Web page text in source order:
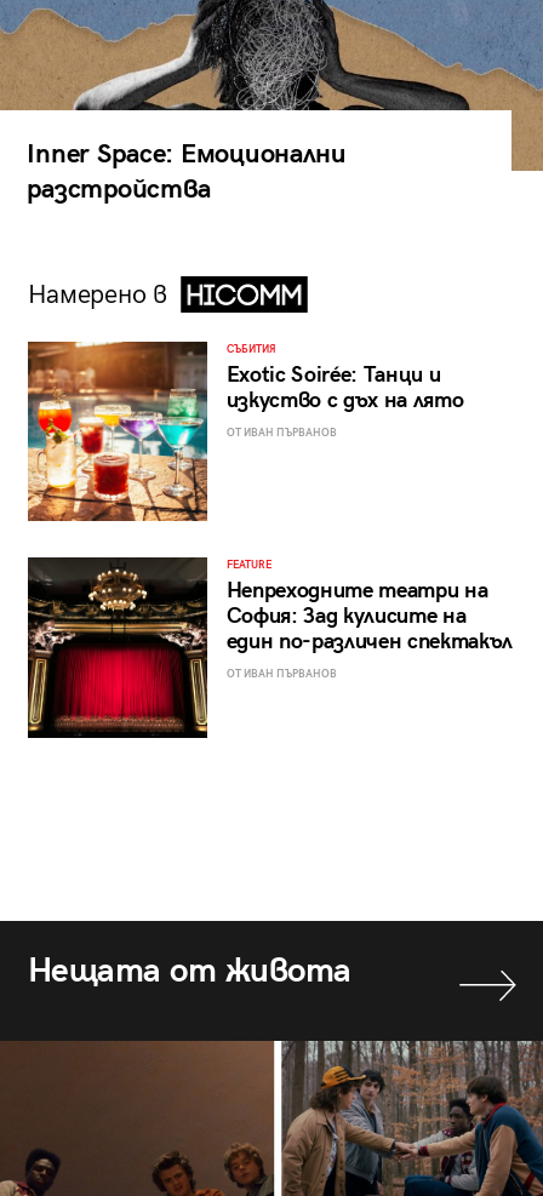
Inner Space: Емоционални
разстройства
Намерено в
СЪБИТИЯ
Exotic Soirée: Танци и
изкуство с дъх на лято
ОТ ИВАН ПЪРВАНОВ
FEATURE
Непреходните театри на
София: Зад кулисите на
един по-различен спектакъл
ОТ ИВАН ПЪРВАНОВ
Нещата от живота